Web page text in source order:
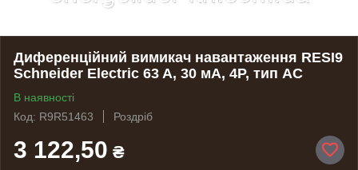
Диференційний вимикач навантаження RESI9
Schneider Electric 63 A, 30 мA, 4P, тип АС
В наявності
Код: R9R51463
Роздріб
3 122,50 ₴